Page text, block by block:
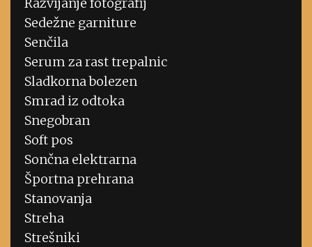
Razvijanje fotografij
Sedežne garniture
Senčila
Serum za rast trepalnic
Sladkorna bolezen
Smrad iz odtoka
Snegobran
Soft pos
Sončna elektrarna
Športna prehrana
Stanovanja
Streha
Strešniki